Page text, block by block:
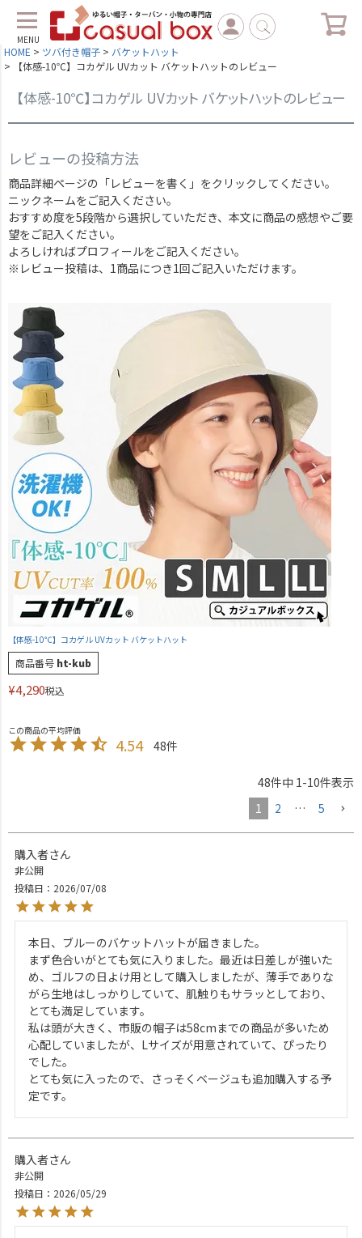
MENU
HOME ツバ付き帽子
バケットハット
【体感-10℃】コカゲル UVカット バケットハットのレビュー
【体感-10℃】コカゲル UVカット バケットハットのレビュー
レビューの投稿方法
商品詳細ページの「レビューを書く」をクリックしてください。
ニックネームをご記入ください。
おすすめ度を5段階から選択していただき、本文に商品の感想やご要
望をご記入ください。
よろしければプロフィールをご記入ください。
※レビュー投稿は、1商品につき1回ご記入いただけます。
【体感-10℃】コカゲル UVカット バケットハット
商品番号 ht-kub
¥4,290税込
4.54 48
48件中 1-10件表示
1
2 … 5
購入者
非公開
投稿日
2026/07/08
本日、ブルーのバケットハットが届きました。
まず色合いがとても気に入りました。最近は日差しが強いた
め、ゴルフの日よけ用として購入しましたが、薄手でありな
がら生地はしっかりしていて、肌触りもサラッとしており、
とても満足しています。
私は頭が大きく、市販の帽子は58cmまでの商品が多いため
心配していましたが、Lサイズが用意されていて、ぴったり
でした。
とても気に入ったので、さっそくベージュも追加購入する予
定です。
購入者
非公開
投稿日
2026/05/29